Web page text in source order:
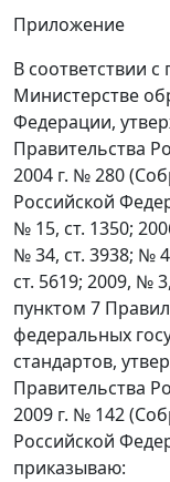
Приложение
В соответствии
Министерстве
Федерации,
Правительства
2004 г. № 280
Российской
№ 15, ст. 1350;
№ 34, ст. 3938; №
ст. 5619; 2009, №
пунктом 7
федеральных
стандартов,
Правительства
2009 г. № 142
Российской
приказываю: